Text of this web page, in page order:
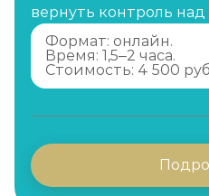
вернуть контроль
Формат: онлайн.
Время: 1,5–2 часа.
Стоимость: 4 500